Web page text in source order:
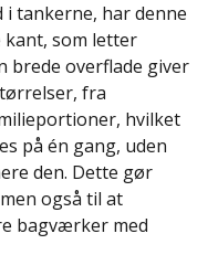
tankerne, har denne
kant, som letter
brede overflade giver
fra
hvilket
på én gang, uden
den. Dette gør
også til at
bagværker med